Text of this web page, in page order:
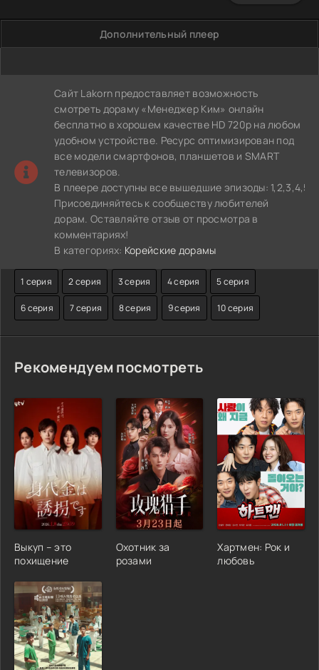
Дополнительный плеер
Сайт Lakorn предоставляет возможность
смотреть дораму «Менеджер Ким» онлайн
бесплатно в хорошем качестве HD 720p на любом
удобном устройстве. Ресурс оптимизирован под
все модели смартфонов, планшетов и SMART
телевизоров.
В плеере доступны все вышедшие эпизоды:
Присоединяйтесь к сообществу любителей
дорам. Оставляйте отзыв от просмотра в
комментариях!
В категориях: Корейские дорамы
1 серия 2 серия 3 серия 4 серия 5 серия
6 серия 7 серия 8 серия 9 серия 10 серия
Рекомендуем посмотреть
Выкуп – это
похищение
Охотник за
розами
Хартмен: Рок и
любовь